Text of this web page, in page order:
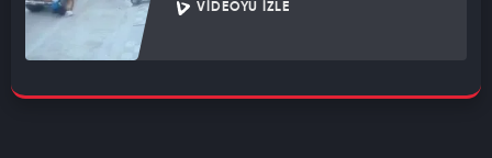
VIDEOYU İZLE